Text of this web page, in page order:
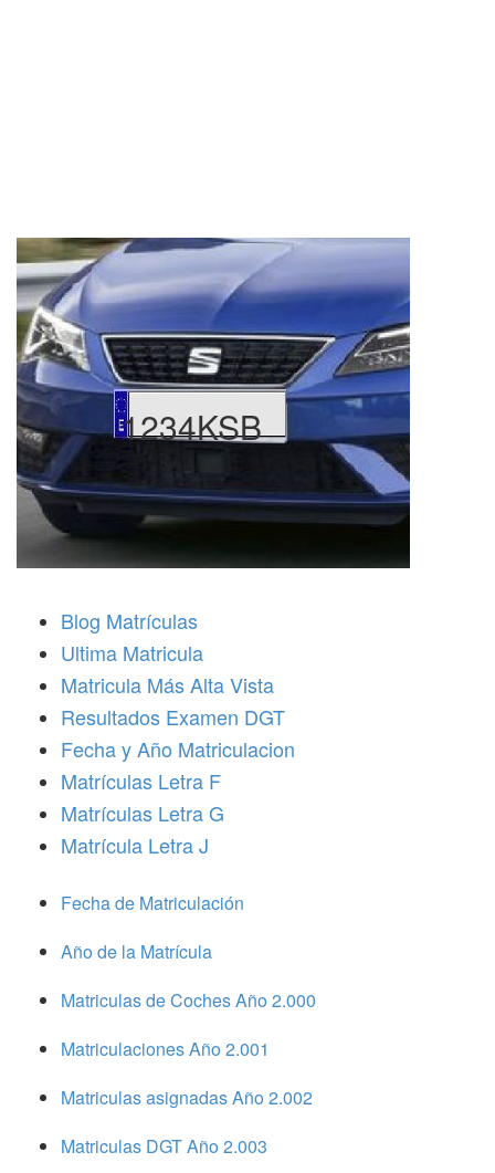
1234KSB
Blog Matrículas
Ultima Matricula
Matricula Más Alta Vista
Resultados Examen DGT
Fecha y Año Matriculacion
Matrículas Letra F
Matrículas Letra G
Matrícula Letra J
Fecha de Matriculación
Año de la Matrícula
Matriculas de Coches Año 2.000
Matriculaciones Año 2.001
Matriculas asignadas Año 2.002
Matriculas DGT Año 2.003